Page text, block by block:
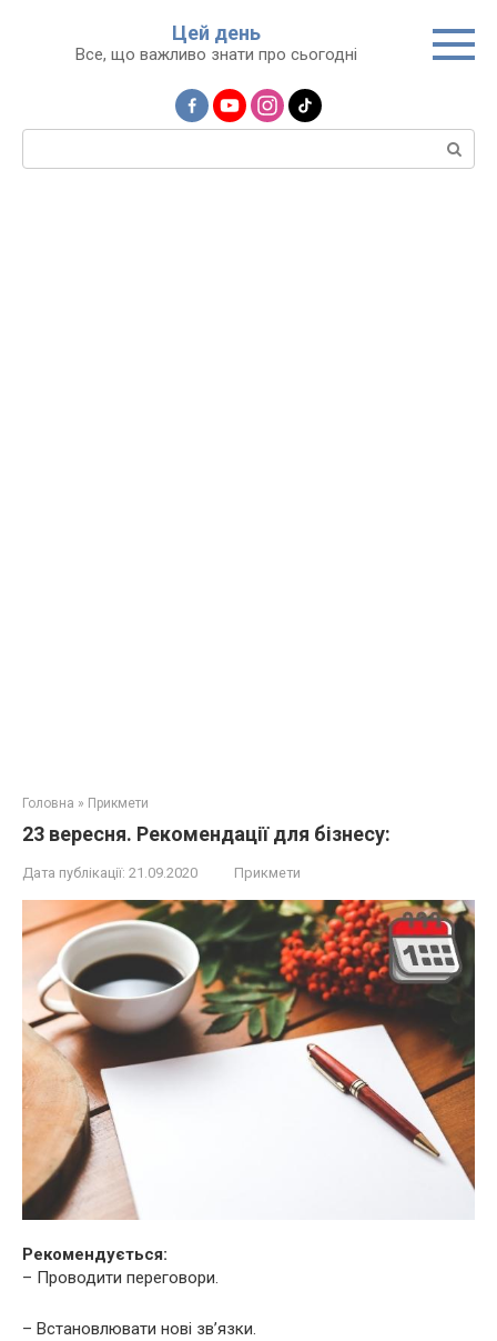
Цей день
Все, що важливо знати про сьогодні
Пошук:
Головна » Прикмети
23 вересня. Рекомендації для бізнесу:
Дата публікації: 21.09.2020 Прикмети
Рекомендується:
– Проводити переговори.
– Встановлювати нові зв’язки.